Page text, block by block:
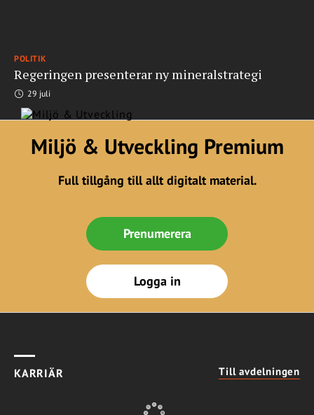
POLITIK
Regeringen presenterar ny mineralstrategi
29 juli
Miljö & Utveckling Premium
Full tillgång till allt digitalt material.
Prenumerera
Logga in
KARRIÄR Till avdelningen